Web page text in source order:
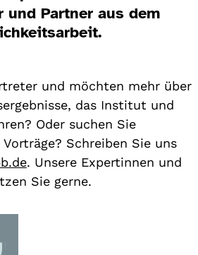
und Partner aus dem
und möchten mehr über
das Institut und
Oder suchen Sie
Schreiben Sie uns
. Unsere Expertinnen und
Sie gerne.